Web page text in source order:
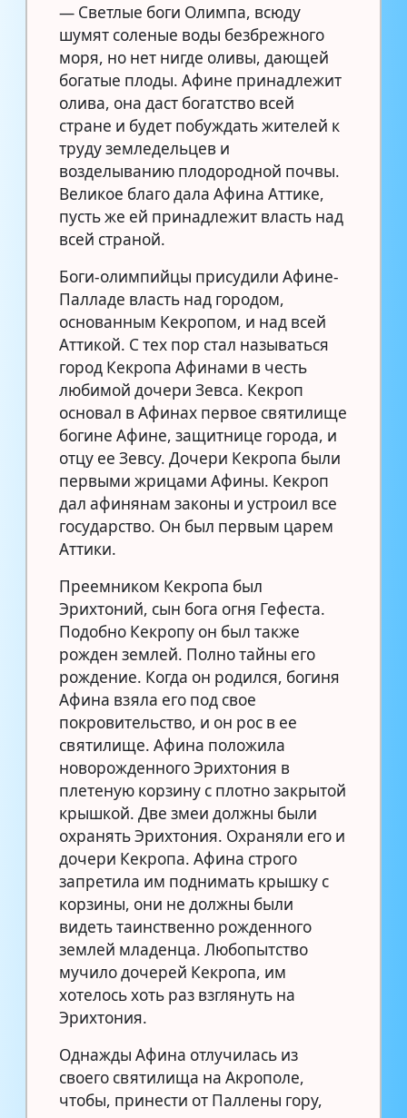
— Светлые боги Олимпа, всюду
шумят соленые воды безбрежного
моря, но нет нигде оливы, дающей
богатые плоды. Афине принадлежит
олива, она даст богатство всей
стране и будет побуждать жителей к
труду земледельцев и
возделыванию плодородной почвы.
Великое благо дала Афина Аттике,
пусть же ей принадлежит власть над
всей страной.
Боги-олимпийцы присудили Афине-
Палладе власть над городом,
основанным Кекропом, и над всей
Аттикой. С тех пор стал называться
город Кекропа Афинами в честь
любимой дочери Зевса. Кекроп
основал в Афинах первое святилище
богине Афине, защитнице города, и
отцу ее Зевсу. Дочери Кекропа были
первыми жрицами Афины. Кекроп
дал афинянам законы и устроил все
государство. Он был первым царем
Аттики.
Преемником Кекропа был
Эрихтоний, сын бога огня Гефеста.
Подобно Кекропу он был также
рожден землей. Полно тайны его
рождение. Когда он родился, богиня
Афина взяла его под свое
покровительство, и он рос в ее
святилище. Афина положила
новорожденного Эрихтония в
плетеную корзину с плотно закрытой
крышкой. Две змеи должны были
охранять Эрихтония. Охраняли его и
дочери Кекропа. Афина строго
запретила им поднимать крышку с
корзины, они не должны были
видеть таинственно рожденного
землей младенца. Любопытство
мучило дочерей Кекропа, им
хотелось хоть раз взглянуть на
Эрихтония.
Однажды Афина отлучилась из
своего святилища на Акрополе,
чтобы, принести от Паллены гору,